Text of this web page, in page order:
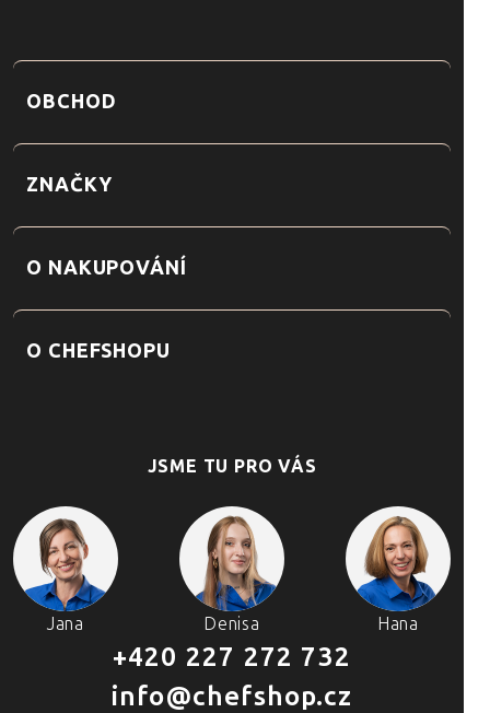
OBCHOD
ZNAČKY
O NAKUPOVÁNÍ
O CHEFSHOPU
JSME TU PRO VÁS
Jana Denisa Hana
+420 227 272 732
info@chefshop.cz